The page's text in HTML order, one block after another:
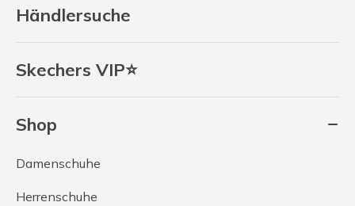
Händlersuche
Skechers VIP⭐
Shop
Damenschuhe
Herrenschuhe